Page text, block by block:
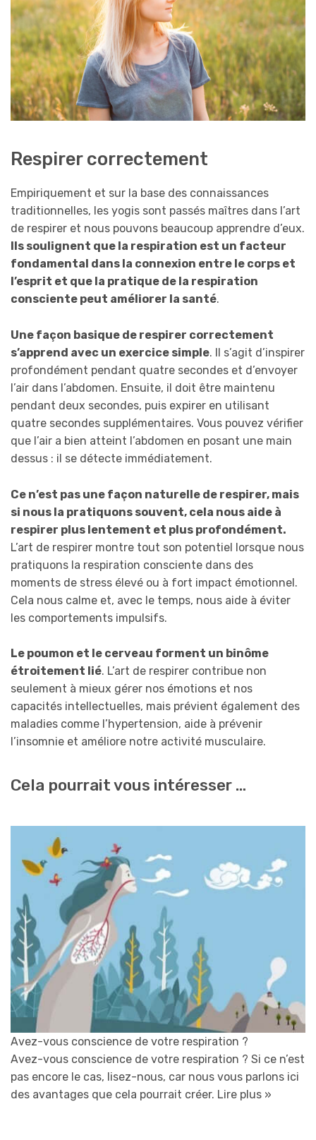
Respirer correctement
Empiriquement et sur la base des connaissances
traditionnelles, les yogis sont passés maîtres dans l’art
de respirer et nous pouvons beaucoup apprendre d’eux.
Ils soulignent que la respiration est un facteur
fondamental dans la connexion entre le corps et
l’esprit et que la pratique de la respiration
consciente peut améliorer la santé.
Une façon basique de respirer correctement
s’apprend avec un exercice simple. Il s’agit d’inspirer
profondément pendant quatre secondes et d’envoyer
l’air dans l’abdomen. Ensuite, il doit être maintenu
pendant deux secondes, puis expirer en utilisant
quatre secondes supplémentaires. Vous pouvez vérifier
que l’air a bien atteint l’abdomen en posant une main
dessus : il se détecte immédiatement.
Ce n’est pas une façon naturelle de respirer, mais
si nous la pratiquons souvent, cela nous aide à
respirer plus lentement et plus profondément.
L’art de respirer montre tout son potentiel lorsque nous
pratiquons la respiration consciente dans des
moments de stress élevé ou à fort impact émotionnel.
Cela nous calme et, avec le temps, nous aide à éviter
les comportements impulsifs.
Le poumon et le cerveau forment un binôme
étroitement lié. L’art de respirer contribue non
seulement à mieux gérer nos émotions et nos
capacités intellectuelles, mais prévient également des
maladies comme l’hypertension, aide à prévenir
l’insomnie et améliore notre activité musculaire.
Cela pourrait vous intéresser …
Avez-vous conscience de votre respiration ?
Avez-vous conscience de votre respiration ? Si ce n’est
pas encore le cas, lisez-nous, car nous vous parlons ici
des avantages que cela pourrait créer. Lire plus »